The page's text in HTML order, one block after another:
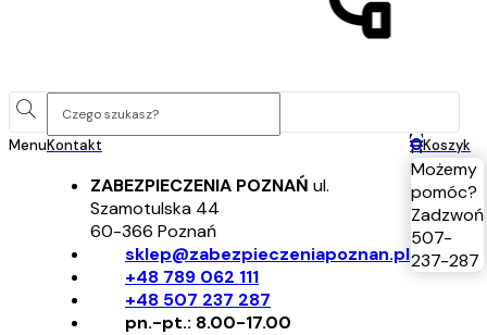
MenuKontakt
ZABEZPIECZENIA POZNAŃ ul.
Szamotulska 44
60-366 Poznań
sklep@zabezpieczeniapoznan.pl
+48 789 062 111
+48 507 237 287
pn.-pt.: 8.00-17.00
0Koszyk
Możemy
pomóc?
Zadzwoń
507-
237-287